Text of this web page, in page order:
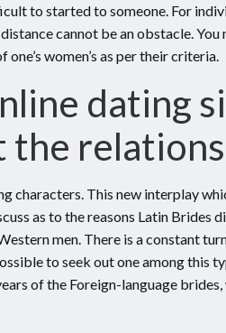
to started to someone. For
cannot be an obstacle. You
women’s as per their criteria.
dating
the
characters. This new interplay
as to the reasons Latin Brides
men. There is a constant
to seek out one among this
of the Foreign-language